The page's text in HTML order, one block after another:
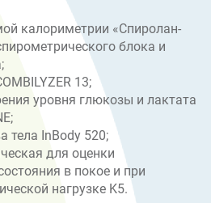
калориметрии «Спиролан-
блока и
13;
уровня глюкозы и лактата
тела InBody 520;
для оценки
в покое и при
нагрузке K5.